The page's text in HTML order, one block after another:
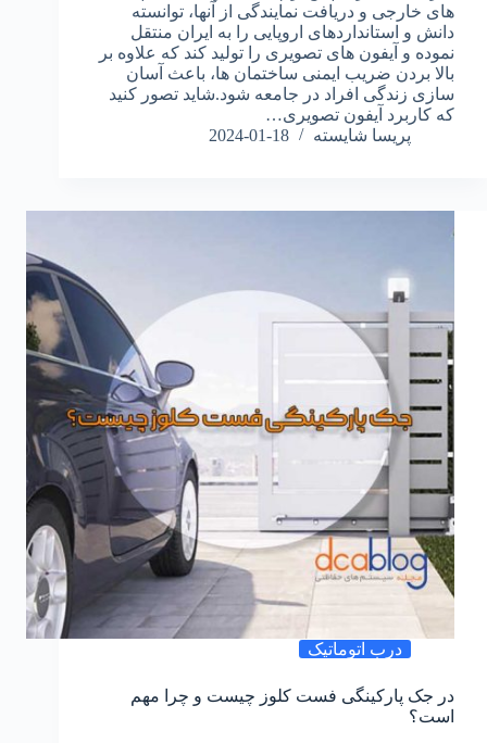
های خارجی و دریافت نمایندگی از آنها، توانسته
دانش و استانداردهای اروپایی را به ایران منتقل
نموده و آیفون های تصویری را تولید کند که علاوه بر
بالا بردن ضریب ایمنی ساختمان ها، باعث آسان
سازی زندگی افراد در جامعه شود.شاید تصور کنید
که کاربرد آیفون تصویری…
پریسا شایسته
2024-01-18
درب اتوماتیک
در جک پارکینگی فست کلوز چیست و چرا مهم
است؟